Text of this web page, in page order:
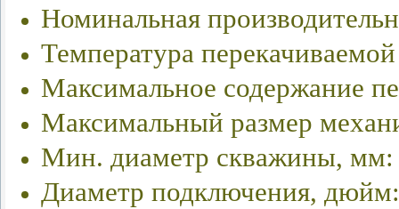
Номинальная
Температура
Максимальное содержание
Максимальный размер
Мин. диаметр скважины,
Диаметр подключения,